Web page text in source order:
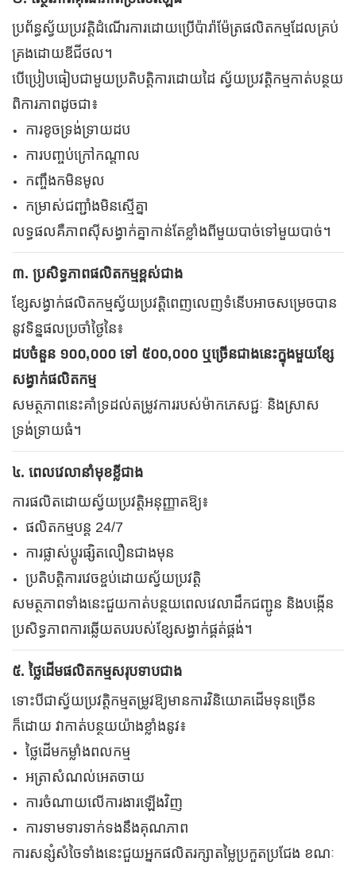
ប្រព័ន្ធស្វ័យប្រវត្តិដំណើរការដោយប្រើប៉ារ៉ាម៉ែត្រផលិតកម្មដែលគ្រប់
គ្រងដោយឌីជីថល។
បើប្រៀបធៀបជាមួយប្រតិបត្តិការដោយដៃ ស្វ័យប្រវត្តិកម្មកាត់បន្ថយ
ពិការភាពដូចជា៖
ការខូចទ្រង់ទ្រាយដប
ការបញ្ចប់ក្រៅកណ្តាល
កញ្ចឹងក​មិន​មូល
កម្រាស់ជញ្ជាំងមិនស្មើគ្នា
លទ្ធផលគឺភាពស៊ីសង្វាក់គ្នាកាន់តែខ្លាំងពីមួយបាច់ទៅមួយបាច់។
៣. ប្រសិទ្ធភាពផលិតកម្មខ្ពស់ជាង
ខ្សែសង្វាក់ផលិតកម្មស្វ័យប្រវត្តិពេញលេញទំនើបអាចសម្រេចបាន
នូវទិន្នផលប្រចាំថ្ងៃនៃ៖
ដបចំនួន ១០០,០០០ ទៅ ៥០០,០០០ ឬច្រើនជាងនេះក្នុងមួយខ្សែ
សង្វាក់ផលិតកម្ម
សមត្ថភាពនេះគាំទ្រដល់តម្រូវការរបស់ម៉ាកភេសជ្ជៈ និងស្រាស
ទ្រង់ទ្រាយធំ។
៤. ពេលវេលានាំមុខខ្លីជាង
ការផលិតដោយស្វ័យប្រវត្តិអនុញ្ញាតឱ្យ៖
ផលិតកម្មបន្ត 24/7
ការផ្លាស់ប្តូរផ្សិតលឿនជាងមុន
ប្រតិបត្តិការវេចខ្ចប់ដោយស្វ័យប្រវត្តិ
សមត្ថភាពទាំងនេះជួយកាត់បន្ថយពេលវេលាដឹកជញ្ជូន និងបង្កើន
ប្រសិទ្ធភាពការឆ្លើយតបរបស់ខ្សែសង្វាក់ផ្គត់ផ្គង់។
៥. ថ្លៃដើមផលិតកម្មសរុបទាបជាង
ទោះបីជាស្វ័យប្រវត្តិកម្មតម្រូវឱ្យមានការវិនិយោគដើមទុនច្រើន
ក៏ដោយ វាកាត់បន្ថយយ៉ាងខ្លាំងនូវ៖
ថ្លៃដើមកម្លាំងពលកម្ម
អត្រាសំណល់អេតចាយ
ការចំណាយលើការងារឡើងវិញ
ការទាមទារទាក់ទងនឹងគុណភាព
ការសន្សំសំចៃទាំងនេះជួយអ្នកផលិតរក្សាតម្លៃប្រកួតប្រជែង ខណៈ